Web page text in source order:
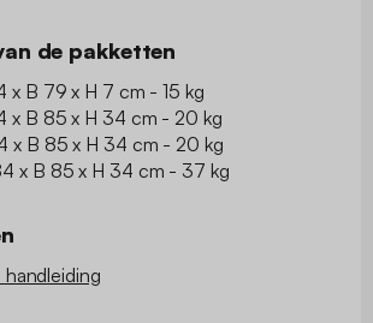
de pakketten
x B 79 x H 7 cm - 15 kg
x B 85 x H 34 cm - 20 kg
x B 85 x H 34 cm - 20 kg
x B 85 x H 34 cm - 37 kg